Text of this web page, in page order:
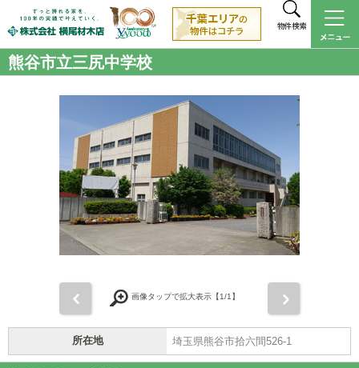
物件検索
熊谷市立三尻中学校
画像タップで拡大表示【1/1】
所在地 埼玉県熊谷市拾六間526-1